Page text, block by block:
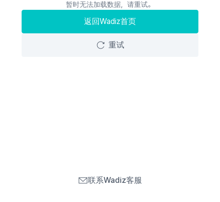
暂时无法加载数据，请重试。
返回Wadiz首页
重试
联系Wadiz客服